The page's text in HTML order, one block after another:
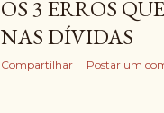
OS 3 ERROS
NAS DÍVIDAS
Compartilhar Postar um